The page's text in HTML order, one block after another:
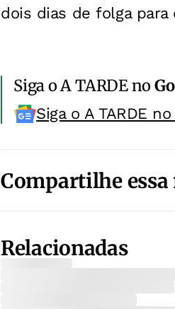
dois dias de folga para
Siga o A TARDE no
Siga o A TARDE
Compartilhe
Relacionadas